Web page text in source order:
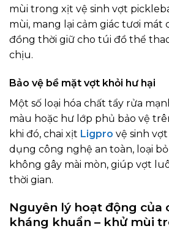
mùi trong xịt vệ sinh vợt
mùi, mang lại cảm giác tươi mát
đồng thời giữ cho túi đồ thể
chịu.
Bảo vệ bề mặt vợt khỏi hư hại
Một số loại hóa chất tẩy rửa
màu hoặc hư lớp phủ bảo vệ
khi đó, chai xịt Ligpro vệ sinh
dụng công nghệ an toàn, loại
không gây mài mòn, giúp vợt
thời gian.
Nguyên lý hoạt động của
kháng khuẩn – khử mùi